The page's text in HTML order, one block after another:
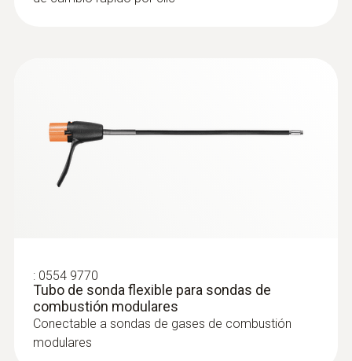
:0564 3004 82
Set 2 testo 300 Longlife - Analizador de
gases de combustión (O
compensación de H
: 0554 9770
Tubo de sonda flexible para sondas de
combustión modulares
Conectable a sondas de gases de combustión
modulares